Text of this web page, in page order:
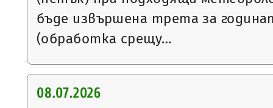
бъде извършена трета за
(обработка срещу…
08.07.2026